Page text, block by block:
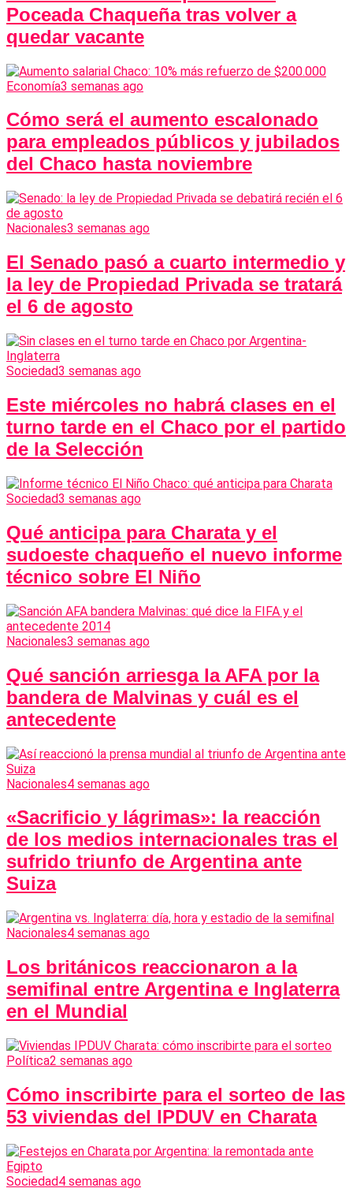
Poceada Chaqueña tras volver a
quedar vacante
Economía3 semanas ago
Cómo será el aumento escalonado
para empleados públicos y jubilados
del Chaco hasta noviembre
Nacionales3 semanas ago
El Senado pasó a cuarto intermedio y
la ley de Propiedad Privada se tratará
el 6 de agosto
Sociedad3 semanas ago
Este miércoles no habrá clases en el
turno tarde en el Chaco por el partido
de la Selección
Sociedad3 semanas ago
Qué anticipa para Charata y el
sudoeste chaqueño el nuevo informe
técnico sobre El Niño
Nacionales3 semanas ago
Qué sanción arriesga la AFA por la
bandera de Malvinas y cuál es el
antecedente
Nacionales4 semanas ago
«Sacrificio y lágrimas»: la reacción
de los medios internacionales tras el
sufrido triunfo de Argentina ante
Suiza
Nacionales4 semanas ago
Los británicos reaccionaron a la
semifinal entre Argentina e Inglaterra
en el Mundial
Política2 semanas ago
Cómo inscribirte para el sorteo de las
53 viviendas del IPDUV en Charata
Sociedad4 semanas ago